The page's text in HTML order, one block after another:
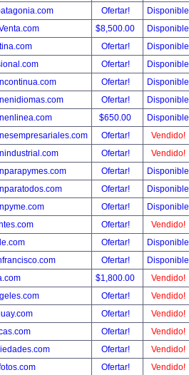
Ofertar!
Disponible
$8,500.00
Disponible
Ofertar!
Disponible
Ofertar!
Disponible
Ofertar!
Disponible
Ofertar!
Disponible
$650.00
Disponible
Ofertar!
Vendido!
Ofertar!
Vendido!
Ofertar!
Disponible
Ofertar!
Disponible
Ofertar!
Disponible
Ofertar!
Vendido!
Ofertar!
Disponible
Ofertar!
Disponible
$1,800.00
Vendido!
Ofertar!
Vendido!
Ofertar!
Vendido!
Ofertar!
Vendido!
Ofertar!
Vendido!
Ofertar! Vendido!